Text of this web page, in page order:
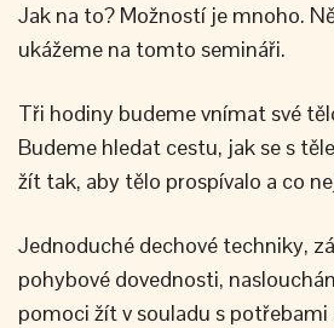
Jak na to? Možností je mnoho.
ukážeme na tomto semináři.
Tři hodiny budeme vnímat své
Budeme hledat cestu, jak se s
žít tak, aby tělo prospívalo a co
Jednoduché dechové techniky,
pohybové dovednosti,
pomoci žít v souladu s potřebami